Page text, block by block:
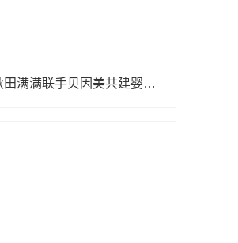
秋田满满联手贝因美共建婴辅营养联合创新实验室 深拓婴辅领域科研创新